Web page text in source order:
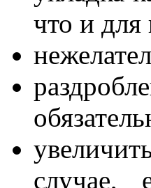
что и для
случае,